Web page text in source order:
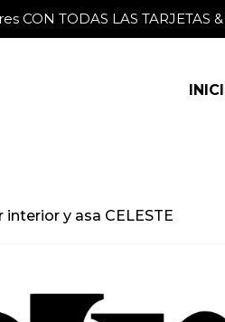
CON TODAS LAS TARJETAS
interior y asa CELESTE